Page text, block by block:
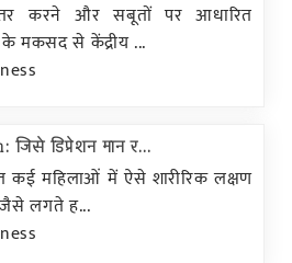
करने और सबूतों पर आधारित
मकसद से केंद्रीय ...
डिप्रेशन मान र...
महिलाओं में ऐसे शारीरिक लक्षण
जैसे लगते ह...